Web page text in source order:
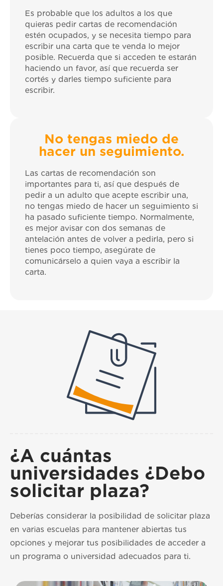
Es probable que los adultos a los que
quieras pedir cartas de recomendación
estén ocupados, y se necesita tiempo para
escribir una carta que te venda lo mejor
posible. Recuerda que si acceden te estarán
haciendo un favor, así que recuerda ser
cortés y darles tiempo suficiente para
escribir.
No tengas miedo de
hacer un seguimiento.
Las cartas de recomendación son
importantes para ti, así que después de
pedir a un adulto que acepte escribir una,
no tengas miedo de hacer un seguimiento si
ha pasado suficiente tiempo. Normalmente,
es mejor avisar con dos semanas de
antelación antes de volver a pedirla, pero si
tienes poco tiempo, asegúrate de
comunicárselo a quien vaya a escribir la
carta.
¿A cuántas
universidades ¿Debo
solicitar plaza?
Deberías considerar la posibilidad de solicitar plaza
en varias escuelas para mantener abiertas tus
opciones y mejorar tus posibilidades de acceder a
un programa o universidad adecuados para ti.